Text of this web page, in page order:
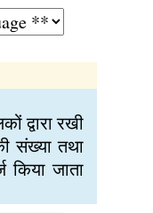
द्वारा रखी
संख्या तथा
जाता